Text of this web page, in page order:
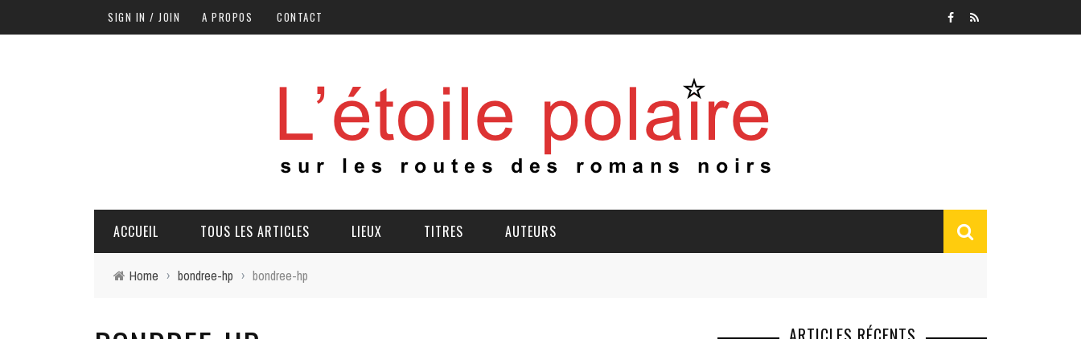
SIGN IN / JOIN A PROPOS CONTACT
ACCUEIL TOUS LES ARTICLES LIEUX TITRES AUTEURS
Home › bondree-hp › bondree-hp